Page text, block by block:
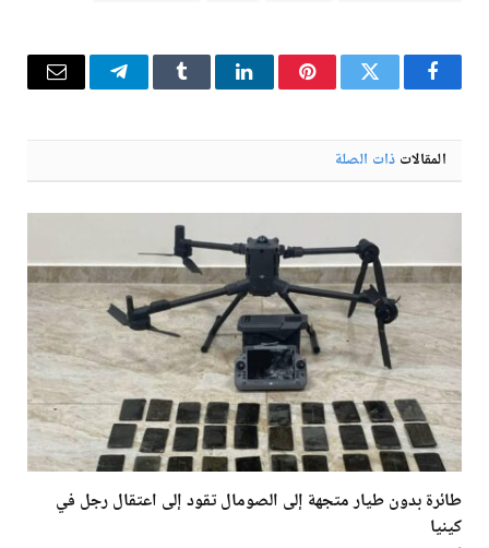
فيسبوكتويتر بينتيريستلينكدإن Tumblr تيلقرام البريد
المقالات ذات الصلة
طائرة بدون طيار متجهة إلى الصومال تقود إلى اعتقال رجل في
كينيا